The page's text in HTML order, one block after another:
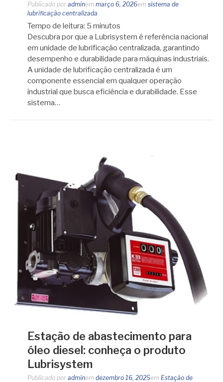
Publicado por adminem março 6, 2026em sistema de
lubrificação centralizada
Tempo de leitura: 5 minutos
Descubra por que a Lubrisystem é referência nacional
em unidade de lubrificação centralizada, garantindo
desempenho e durabilidade para máquinas industriais.
A unidade de lubrificação centralizada é um
componente essencial em qualquer operação
industrial que busca eficiência e durabilidade. Esse
sistema…
Estação de abastecimento para
óleo diesel: conheça o produto
Lubrisystem
Publicado por adminem dezembro 16, 2025em Estação de